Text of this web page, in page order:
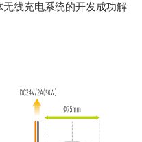
线充电系统的开发成功解